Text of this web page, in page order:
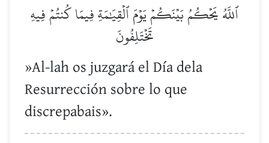
ٱللَّهُ يَحۡكُمُ بَيۡنَكُمۡ يَوۡمَ ٱلۡقِيَٰمَةِ فِيمَا كُنتُمۡ فِيهِ
تَخۡتَلِفُونَ
»Al-lah os juzgará el Día dela
Resurrección sobre lo que
discrepabais».